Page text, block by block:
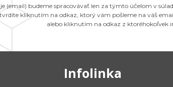
(email) budeme spracovávať len za týmto účelom v
kliknutím na odkaz, ktorý vám pošleme na váš
alebo kliknutím na odkaz z ktoréhokoľvek
Infolinka